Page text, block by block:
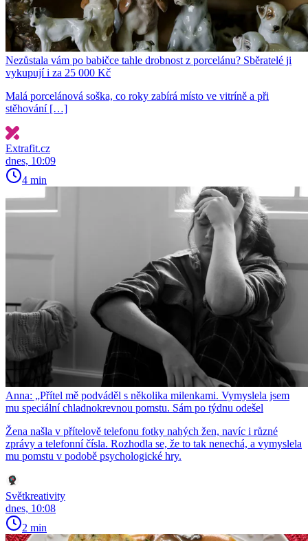
Nezůstala vám po babičce tahle drobnost z porcelánu? Sběratelé ji
vykupují i za 25 000 Kč
Malá porcelánová soška, co roky zabírá místo ve vitríně a při
stěhování […]
Extrafit.cz
dnes, 10:09
4 min
Anna: „Přítel mě podváděl s několika milenkami. Vymyslela jsem
mu speciální chladnokrevnou pomstu. Sám po týdnu odešel
Žena našla v přítelově telefonu fotky nahých žen, navíc i různé
zprávy a telefonní čísla. Rozhodla se, že to tak nenechá, a vymyslela
mu pomstu v podobě psychologické hry.
Světkreativity
dnes, 10:08
2 min